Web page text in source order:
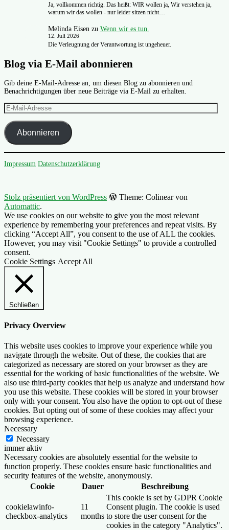
Ja, vollkommen richtig. Das heißt: WIR wollen ja, Wir verstehen ja,
warum wir das wollen - nur leider sitzen nicht…
Melinda Eisen zu Wenn wir es tun.
12. Juli 2026
Die Verleugnung der Verantwortung ist ungeheuer.
Blog via E-Mail abonnieren
Gib deine E-Mail-Adresse an, um diesen Blog zu abonnieren und
Benachrichtigungen über neue Beiträge via E-Mail zu erhalten.
E-
Mail-
Adresse
Abonnieren
Impressum Datenschutzerklärung
Stolz präsentiert von WordPress
Theme: Colinear von
Automattic.
We use cookies on our website to give you the most relevant
experience by remembering your preferences and repeat visits. By
clicking “Accept All”, you consent to the use of ALL the cookies.
However, you may visit "Cookie Settings" to provide a controlled
consent.
Cookie Settings Accept All
Schließen
Privacy Overview
This website uses cookies to improve your experience while you
navigate through the website. Out of these, the cookies that are
categorized as necessary are stored on your browser as they are
essential for the working of basic functionalities of the website. We
also use third-party cookies that help us analyze and understand how
you use this website. These cookies will be stored in your browser
only with your consent. You also have the option to opt-out of these
cookies. But opting out of some of these cookies may affect your
browsing experience.
Necessary
Necessary
immer aktiv
Necessary cookies are absolutely essential for the website to
function properly. These cookies ensure basic functionalities and
security features of the website, anonymously.
Cookie
Dauer Beschreibung
cookielawinfo-
checkbox-analytics
11
months
This cookie is set by GDPR Cookie
Consent plugin. The cookie is used
to store the user consent for the
cookies in the category "Analytics".